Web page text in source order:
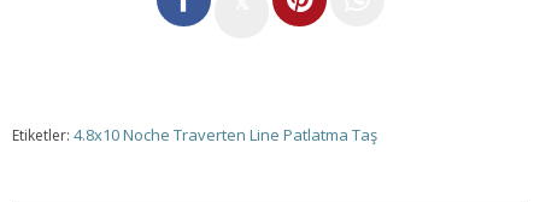
Etiketler: 4.8x10 Noche Traverten Line Patlatma Taş